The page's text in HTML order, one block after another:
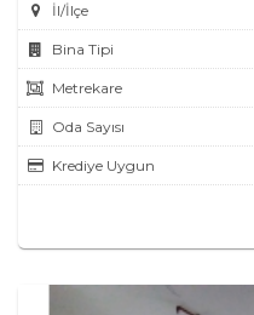
İl/İlçe
Bina Tipi
Metrekare
Oda Sayısı
Krediye Uygun